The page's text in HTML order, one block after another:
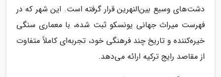
دشت‌های وسیع بین‌النهرین قرار گرفته است. این شهر که در
فهرست میراث جهانی یونسکو ثبت شده، با معماری سنگی
خیره‌کننده و تاریخ چند فرهنگی خود، تجربه‌ای کاملاً متفاوت
از مقاصد رایج ترکیه ارائه می‌دهد.